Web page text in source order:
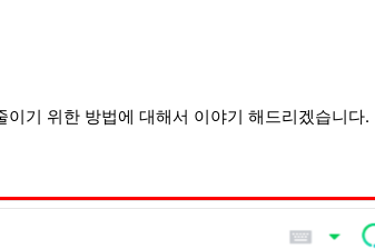
기 위한 방법에 대해서 이야기 해드리겠습니다.